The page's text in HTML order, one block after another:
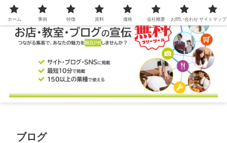
ブログ
ホーム 事例 特徴 資料 価格 会社概要 お問い合わせ サイトマップ